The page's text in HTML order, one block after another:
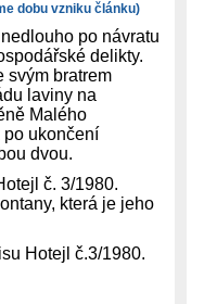
dobu vzniku článku)
po návratu
delikty.
svým bratrem
laviny na
Malého
po ukončení
dvou.
č. 3/1980.
která je jeho
Hotejl č.3/1980.